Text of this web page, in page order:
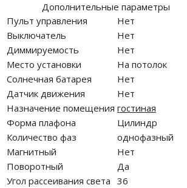
Дополнительные параметры
Пульт управления
Нет
Выключатель
Нет
Диммируемость
Нет
Место установки
На потолок
Солнечная батарея
Нет
Датчик движения
Нет
Назначение помещения гостиная
Форма плафона
Цилиндр
Количество фаз
однофазный
Магнитный
Нет
Поворотный
Да
Угол рассеивания света 36